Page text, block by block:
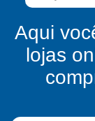
Aqui
lojas